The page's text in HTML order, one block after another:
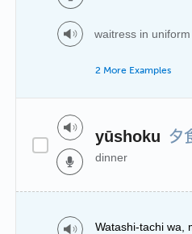
waitress in uniform
2 More Examples
yūshoku 夕
dinner
Watashi-tachi wa,